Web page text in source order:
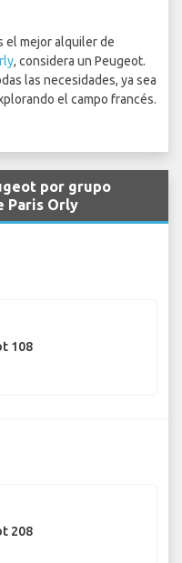
el mejor alquiler de
, considera un Peugeot.
las necesidades, ya sea
el campo francés.
por grupo
Paris Orly
108
208